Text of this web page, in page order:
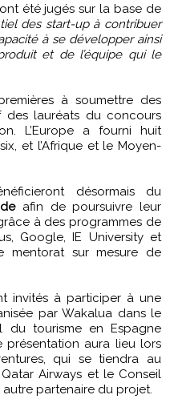
été jugés sur la base de
des start-up à contribuer
à se développer ainsi
et de l’équipe qui le
à soumettre des
des lauréats du concours
L’Europe a fourni huit
et l’Afrique et le Moyen-
désormais du
afin de poursuivre leur
à des programmes de
Google, IE University et
mentorat sur mesure de
invités à participer à une
par Wakalua dans le
du tourisme en Espagne
présentation aura lieu lors
qui se tiendra au
Airways et le Conseil
partenaire du projet.